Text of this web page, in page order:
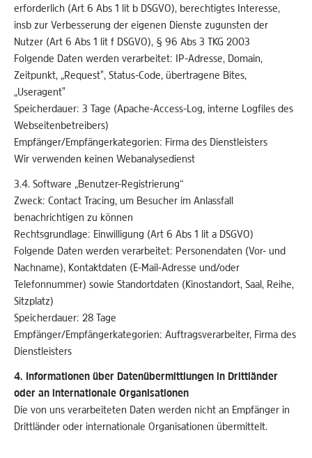
erforderlich (Art 6 Abs 1 lit b DSGVO), berechtigtes Interesse,
insb zur Verbesserung der eigenen Dienste zugunsten der
Nutzer (Art 6 Abs 1 lit f DSGVO), § 96 Abs 3 TKG 2003
Folgende Daten werden verarbeitet: IP-Adresse, Domain,
Zeitpunkt, „Request", Status-Code, übertragene Bites,
„Useragent"
Speicherdauer: 3 Tage (Apache-Access-Log, interne Logfiles des
Webseitenbetreibers)
Empfänger/Empfängerkategorien: Firma des Dienstleisters
Wir verwenden keinen Webanalysedienst
3.4. Software „Benutzer-Registrierung“
Zweck: Contact Tracing, um Besucher im Anlassfall
benachrichtigen zu können
Rechtsgrundlage: Einwilligung (Art 6 Abs 1 lit a DSGVO)
Folgende Daten werden verarbeitet: Personendaten (Vor- und
Nachname), Kontaktdaten (E-Mail-Adresse und/oder
Telefonnummer) sowie Standortdaten (Kinostandort, Saal, Reihe,
Sitzplatz)
Speicherdauer: 28 Tage
Empfänger/Empfängerkategorien: Auftragsverarbeiter, Firma des
Dienstleisters
4. Informationen über Datenübermittlungen in Drittländer
oder an internationale Organisationen
Die von uns verarbeiteten Daten werden nicht an Empfänger in
Drittländer oder internationale Organisationen übermittelt.